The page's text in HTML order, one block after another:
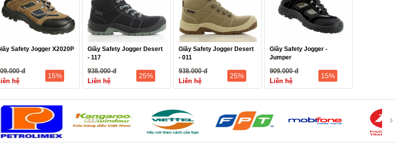
Safety Jogger X2020P
đ
hệ
15%
Giầy Safety Jogger Desert
- 117
938.000 đ
Liên hệ
25%
Giầy Safety Jogger Desert
- 011
938.000 đ
Liên hệ
25%
Giầy Safety Jogger -
Jumper
909.000 đ
Liên hệ
15%